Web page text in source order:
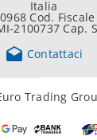
Italia
Cod.
2100737 Cap.
 Contattaci
Trading